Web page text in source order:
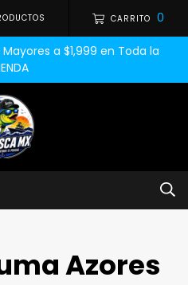
CARRITO 0
Mayores a $1,999 en Toda la
Azores